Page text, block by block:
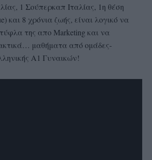
1 Σούπερκαπ Ιταλίας, 1η θέση
και 8 χρόνια ζωής, είναι λογικό να
της απο Marketing και να
μαθήματα από ομάδες-
Α1 Γυναικών!